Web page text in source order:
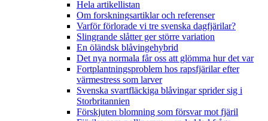
Hela artikellistan
Om forskningsartiklar och referenser
Varför förlorade vi tre svenska dagfjärilar?
Slingrande slåtter ger större variation
En öländsk blåvingehybrid
Det nya normala får oss att glömma hur det var
Fortplantningsproblem hos rapsfjärilar efter
värmestress som larver
Svenska svartfläckiga blåvingar sprider sig i
Storbritannien
Förskjuten blomning som försvar mot fjäril